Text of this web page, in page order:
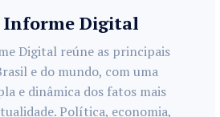
Digital
Digital reúne as principais
e do mundo, com uma
e dinâmica dos fatos mais
Política, economia,